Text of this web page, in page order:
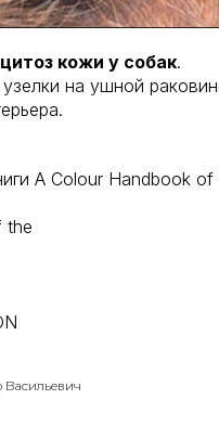
кожи у собак.
на ушной
A Colour Handbook of
the
Васильевич